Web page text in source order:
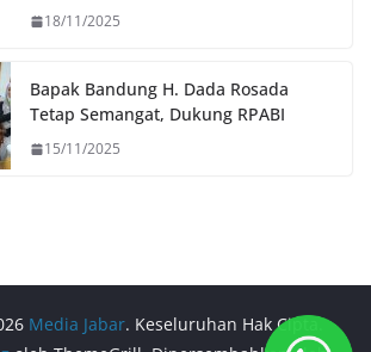
18/11/2025
Bapak Bandung H. Dada Rosada
Tetap Semangat, Dukung RPABI
15/11/2025
Media Jabar. Keseluruhan Hak Cipta.